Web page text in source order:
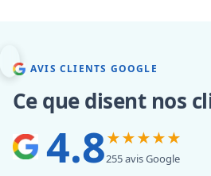
AVIS CLIENTS GOOGLE
Ce que disent nos
4.8★★★★★
255 avis Google